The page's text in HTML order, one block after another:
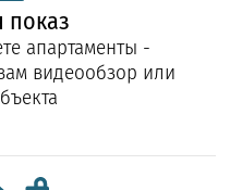
апартаменты -
видеообзор или